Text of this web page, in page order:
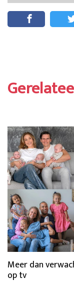
Meer dan
op tv